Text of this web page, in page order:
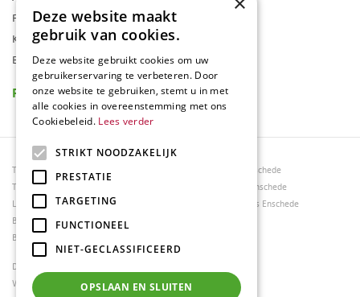
Folder
Klantenkaart
Blog
Reviews
Tuincentrum Borghuis
Tuinmeubels
Loungesets
Bloemen
Barbecues
Tuinmeubels Enschede
Tuinmeubelen Enschede
Woonaccessoires Enschede
Dierenwinkel Enschede
Weber bbq kopen Hengelo
Deze website maakt
gebruik van cookies.
Deze website gebruikt cookies om uw
gebruikerservaring te verbeteren. Door
onze website te gebruiken, stemt u in met
alle cookies in overeenstemming met ons
Cookiebeleid. Lees verder
STRIKT NOODZAKELIJK
PRESTATIE
TARGETING
FUNCTIONEEL
NIET-GECLASSIFICEERD
OPSLAAN EN SLUITEN